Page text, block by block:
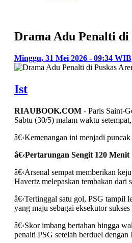
Drama Adu Penalti
Minggu, 31 Mei 2026 - 09:34 WIB
Ist
RIAUBOOK.COM - Paris Saint-
Sabtu (30/5) malam waktu
â€‹Kemenangan ini menjadi
â€‹Pertarungan Sengit 120 Menit
â€‹Arsenal sempat memberikan
Havertz melepaskan tembakan dari
â€‹Tertinggal satu gol, PSG tampil
yang maju sebagai eksekutor
â€‹Skor imbang bertahan hingga
penalti PSG setelah berduel